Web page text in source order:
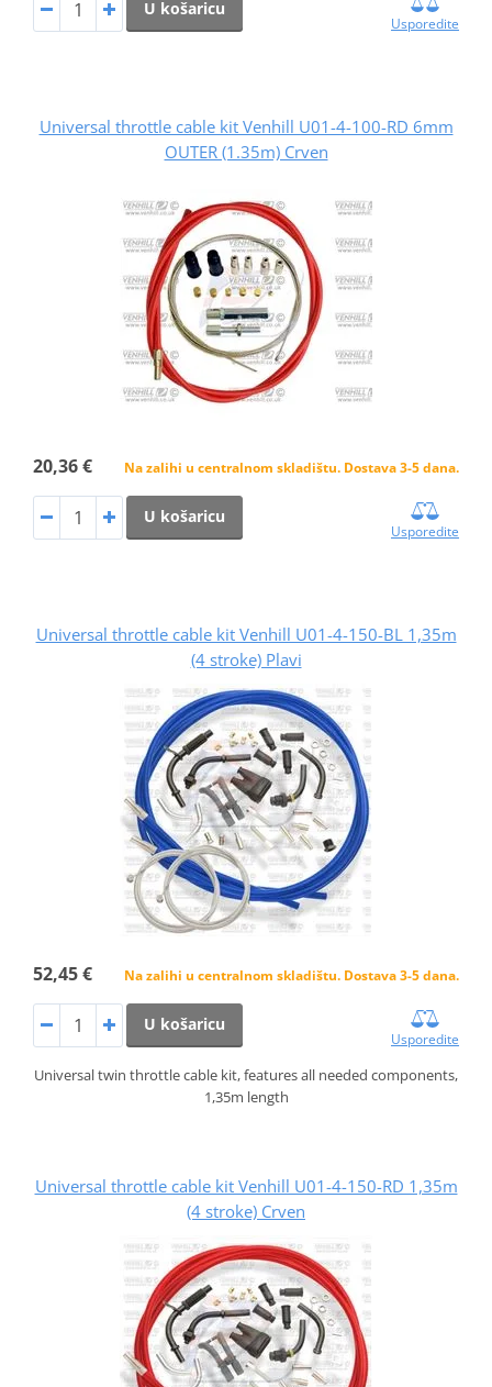
U košaricu
Usporedite
Universal throttle cable kit Venhill U01-4-100-RD 6mm
OUTER (1.35m) Crven
20,36 € Na zalihi u centralnom skladištu. Dostava 3-5 dana.
U košaricu
Usporedite
Universal throttle cable kit Venhill U01-4-150-BL 1,35m
(4 stroke) Plavi
52,45 € Na zalihi u centralnom skladištu. Dostava 3-5 dana.
U košaricu
Usporedite
Universal twin throttle cable kit, features all needed components,
1,35m length
Universal throttle cable kit Venhill U01-4-150-RD 1,35m
(4 stroke) Crven